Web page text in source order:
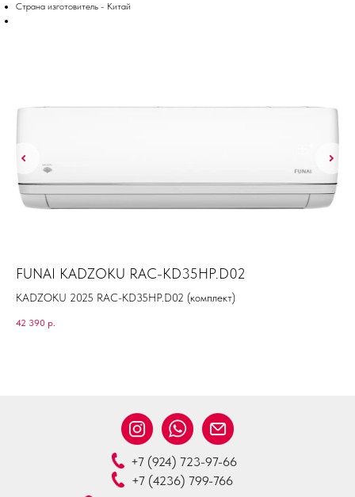
Страна изготовитель - Китай
FUNAI KADZOKU RAC-KD35HP.D02
KADZOKU 2025 RAC-KD35HP.D02 (комплект)
42 390 р.
+7 (4236) 799-766
+7 (924) 723-97-66